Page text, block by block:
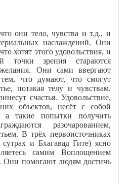
они тело, чувства и т.д., и
наслаждений. Они
хотят этого удовольствия, и
точки зрения стараются
желания. Они сами ввергают
что думают, что смогут
потакая телу и чувствам.
счастья. Удовольствие,
объектов, несёт с собой
а такие попытки получить
разочарованием,
В трёх первоисточниках
и Бхагавад Гите) ясно
самим Воплощением
Они помогают людям достичь